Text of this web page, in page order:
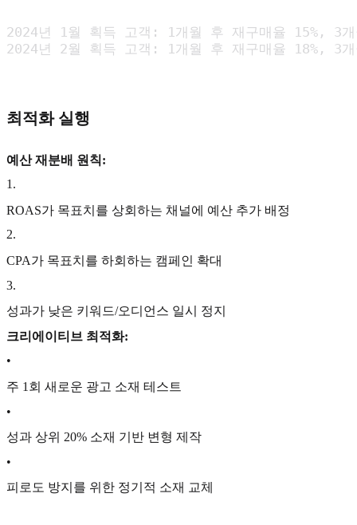
2024년 1월 획득 고객: 1개월 후 재구매율 15%, 3개
2024년 2월 획득 고객: 1개월 후 재구매율 18%, 3개
최적화 실행
예산 재분배 원칙:
1 .
ROAS가 목표치를 상회하는 채널에 예산 추가 배정
2.
CPA가 목표치를 하회하는 캠페인 확대
3.
성과가 낮은 키워드/오디언스 일시 정지
크리에이티브 최적화:
•
주 1회 새로운 광고 소재 테스트
•
성과 상위 20% 소재 기반 변형 제작
•
피로도 방지를 위한 정기적 소재 교체